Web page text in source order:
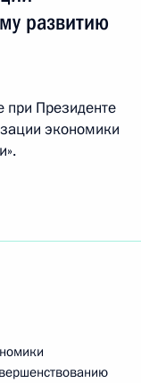
развитию
при Президенте
экономики